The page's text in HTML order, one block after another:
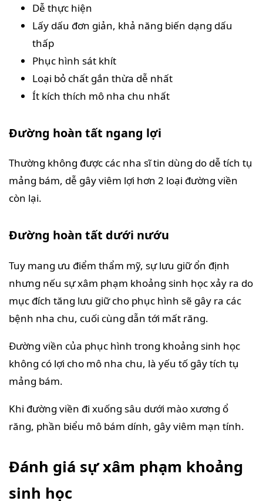
Dễ thực hiện
Lấy dấu đơn giản, khả năng biến dạng dấu
thấp
Phục hình sát khít
Loại bỏ chất gắn thừa dễ nhất
Ít kích thích mô nha chu nhất
Đường hoàn tất ngang lợi
Thường không được các nha sĩ tin dùng do dễ tích tụ
mảng bám, dễ gây viêm lợi hơn 2 loại đường viền
còn lại.
Đường hoàn tất dưới nướu
Tuy mang ưu điểm thẩm mỹ, sự lưu giữ ổn định
nhưng nếu sự xâm phạm khoảng sinh học xảy ra do
mục đích tăng lưu giữ cho phục hình sẽ gây ra các
bệnh nha chu, cuối cùng dẫn tới mất răng.
Đường viền của phục hình trong khoảng sinh học
không có lợi cho mô nha chu, là yếu tố gây tích tụ
mảng bám.
Khi đường viền đi xuống sâu dưới mào xương ổ
răng, phần biểu mô bám dính, gây viêm mạn tính.
Đánh giá sự xâm phạm khoảng
sinh học